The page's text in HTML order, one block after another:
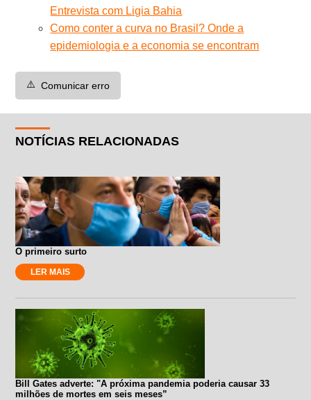
Entrevista com Ligia Bahia
Como conter a curva no Brasil? Onde a
epidemiologia e a economia se encontram
⚠️ Comunicar erro
NOTÍCIAS RELACIONADAS
O primeiro surto
LER MAIS
Bill Gates adverte: "A próxima pandemia poderia causar 33
milhões de mortes em seis meses”